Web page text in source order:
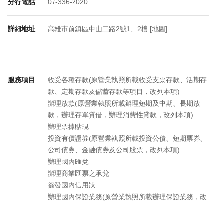
分行電話 07-336-2020
詳細地址 高雄市前鎮區中山二路2號1、2樓 [地圖]
服務項目
收受各種存款(原營業執照所載收受支票存款、活期存
款、定期存款及儲蓄存款等項目，改列本項)
辦理放款(原營業執照所載辦理短期及中期、長期放
款，辦理存單質借，辦理消費性貸款，改列本項)
辦理票據貼現
投資有價證券(原營業執照所載投資公債、短期票券、
公司債券、金融債券及公司股票，改列本項)
辦理國內匯兌
辦理商業匯票之承兌
簽發國內信用狀
辦理國內保證業務(原營業執照所載辦理保證業務，改